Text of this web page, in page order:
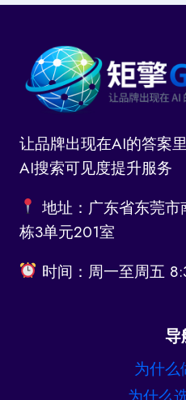
让品牌出现在AI的答案
AI搜索可见度提升服务
地址：广东省东莞
栋3单元201室
时间：周一至周五
导
为什么